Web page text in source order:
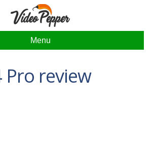
Menu
Pro review